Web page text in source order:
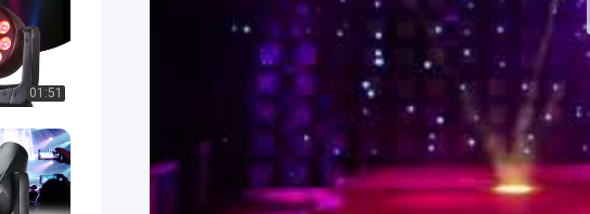
01:51